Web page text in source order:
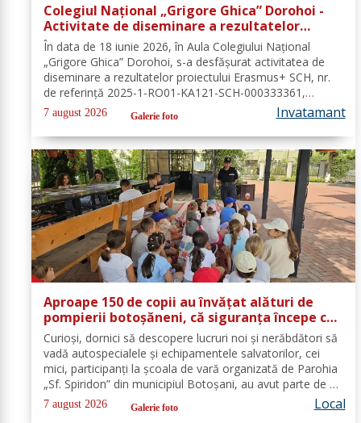
Colegiul Național „Grigore Ghica” Dorohoi -
Activitate de diseminare a rezultatelor
proiectului Erasmus+ SCH, 2025-1-RO01-KA121-
SCH-000333361
În data de 18 iunie 2026, în Aula Colegiului Național
„Grigore Ghica” Dorohoi, s-a desfășurat activitatea de
diseminare a rezultatelor proiectului Erasmus+ SCH, nr.
de referință 2025-1-RO01-KA121-SCH-000333361,
organizată de contabilul-șef, doamna Hrab Cristina, și
secretarul unității, doamna Alexa...
7 august 2026 Galerie foto Invatamant
Aproape 150 de copii au învățat alături de
pompierii botoșăneni, că siguranța începe cu
un gest simplu
Curioși, dornici să descopere lucruri noi și nerăbdători să
vadă autospecialele și echipamentele salvatorilor, cei
mici, participanți la școala de vară organizată de Parohia
„Sf. Spiridon” din municipiul Botoșani, au avut parte de o
întâlnire interactivă despre prevenirea situațiilor de
urgență și...
7 august 2026 Galerie foto Local